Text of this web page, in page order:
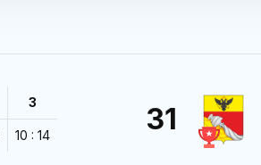
3
10 : 14 31